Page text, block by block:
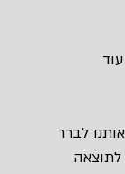
לברר
לתוצאה